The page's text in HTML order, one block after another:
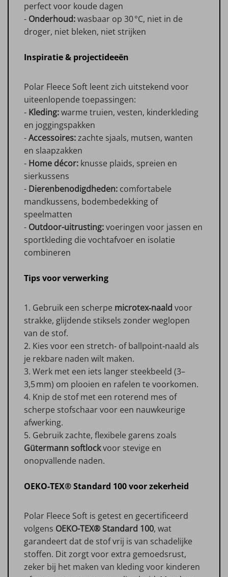
perfect voor koude dagen
- Onderhoud:wasbaar op 30 °C, niet in de
droger, niet bleken, niet strijken
Inspiratie & projectideeën
Polar Fleece Soft leent zich uitstekend voor
uiteenlopende toepassingen:
- Kleding:warme truien, vesten, kinderkleding
en joggingspakken
-Accessoires:zachte sjaals, mutsen, wanten
en slaapzakken
- Home décor: knusse plaids, spreien en
sierkussens
- Dierenbenodigdheden: comfortabele
mandkussens, bodembedekking of
speelmatten
- Outdoor-uitrusting:voeringen voor jassen en
sportkleding die vochtafvoer en isolatie
combineren
Tips voor verwerking
1. Gebruik een scherpe microtex‑naald voor
strakke, glijdende stiksels zonder weglopen
van de stof.
2. Kies voor een stretch‑ of ballpoint‑naald als
je rekbare naden wilt maken.
3. Werk met een iets langer steekbeeld (3–
3,5 mm) om plooien en rafelen te voorkomen.
4. Knip de stof met een roterend mes of
scherpe stofschaar voor een nauwkeurige
afwerking.
5. Gebruik zachte, flexibele garens zoals
Gütermann softlockvoor stevige en
onopvallende naden.
OEKO-TEX® Standard 100 voor zekerheid
Polar Fleece Soft is getest en gecertificeerd
volgens OEKO-TEX® Standard 100, wat
garandeert dat de stof vrij is van schadelijke
stoffen. Dit zorgt voor extra gemoedsrust,
zeker bij het maken van kleding voor kinderen